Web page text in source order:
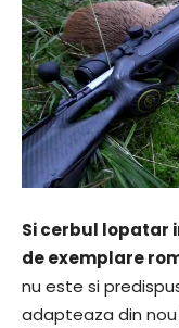
Si cerbul lopatar
de exemplare
nu este si
adapteaza din